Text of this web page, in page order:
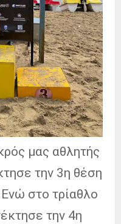
μας αθλητής
την 3η θέση
στο τρίαθλο
την 4η